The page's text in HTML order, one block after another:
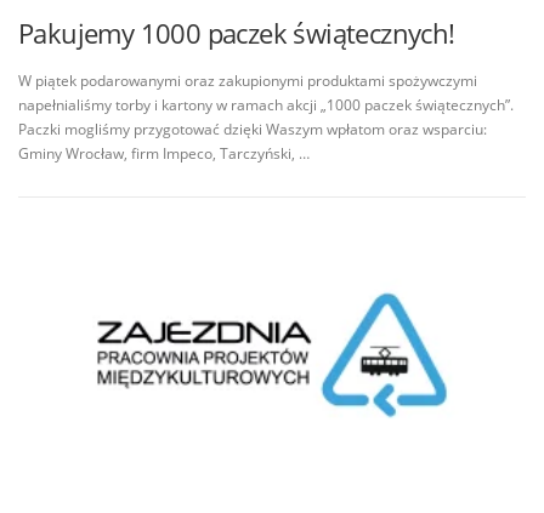
Pakujemy 1000 paczek świątecznych!
W piątek podarowanymi oraz zakupionymi produktami spożywczymi
napełnialiśmy torby i kartony w ramach akcji „1000 paczek świątecznych”.
Paczki mogliśmy przygotować dzięki Waszym wpłatom oraz wsparciu:
Gminy Wrocław, firm Impeco, Tarczyński, …